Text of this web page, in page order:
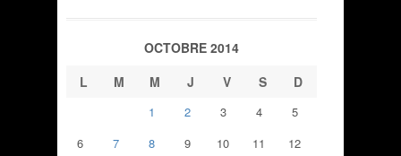
OCTOBRE 2014
L
M M J V S D
1 2 3 4
5
6
7 8 9 10 11
12